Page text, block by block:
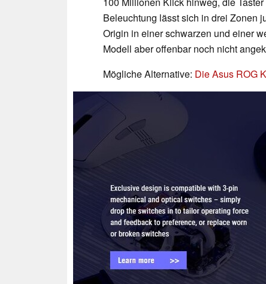
Beleuchtung lässt sich in drei Zonen
Origin in einer schwarzen und einer
Modell aber offenbar noch nicht
Mögliche Alternative: Die Asus ROG